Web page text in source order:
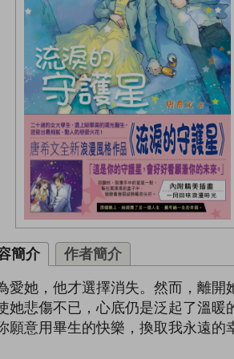
簡介 作者簡介
愛她，他才選擇消失。然而，離開
她悲傷不已，心底仍是泛起了溫暖
願意用畢生的快樂，換取我永遠